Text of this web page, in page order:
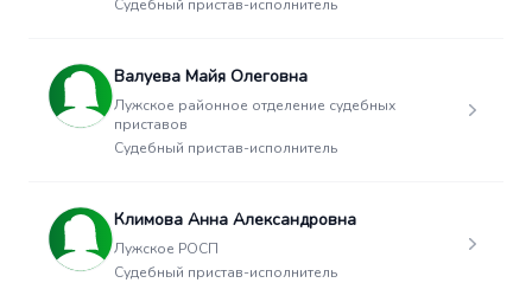
Судебный пристав-исполнитель
Валуева Майя Олеговна
Лужское районное отделение судебных
приставов
Судебный пристав-исполнитель
Климова Анна Александровна
Лужское РОСП
Судебный пристав-исполнитель